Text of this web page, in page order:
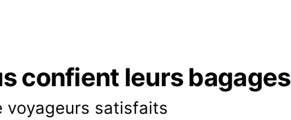
confient leurs bagages
voyageurs satisfaits